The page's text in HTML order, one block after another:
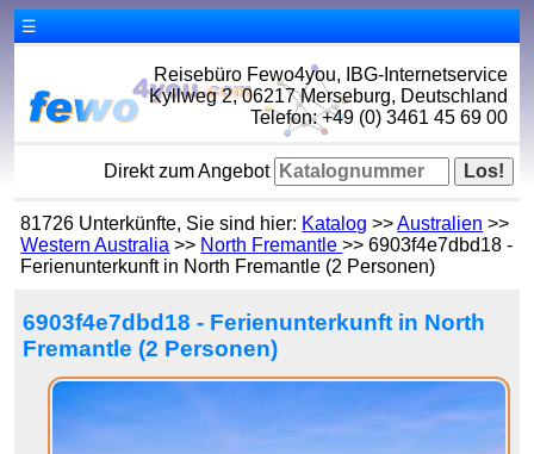
☰
Reisebüro Fewo4you, IBG-Internetservice
Kyllweg 2, 06217 Merseburg, Deutschland
Telefon: +49 (0) 3461 45 69 00
Direkt zum Angebot
81726 Unterkünfte, Sie sind hier: Katalog >>Australien >>
Western Australia >> North Fremantle>> 6903f4e7dbd18 -
Ferienunterkunft in North Fremantle (2 Personen)
6903f4e7dbd18 - Ferienunterkunft in North
Fremantle (2 Personen)